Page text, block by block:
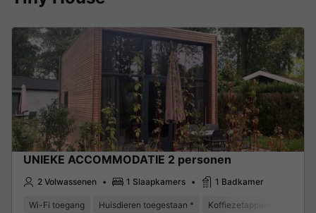
UNIEKE ACCOMMODATIE 2 personen
2 Volwassenen 1 Slaapkamers 1 Badkamer
Wi-Fi toegang Huisdieren toegestaan * Koffiezetapparaat